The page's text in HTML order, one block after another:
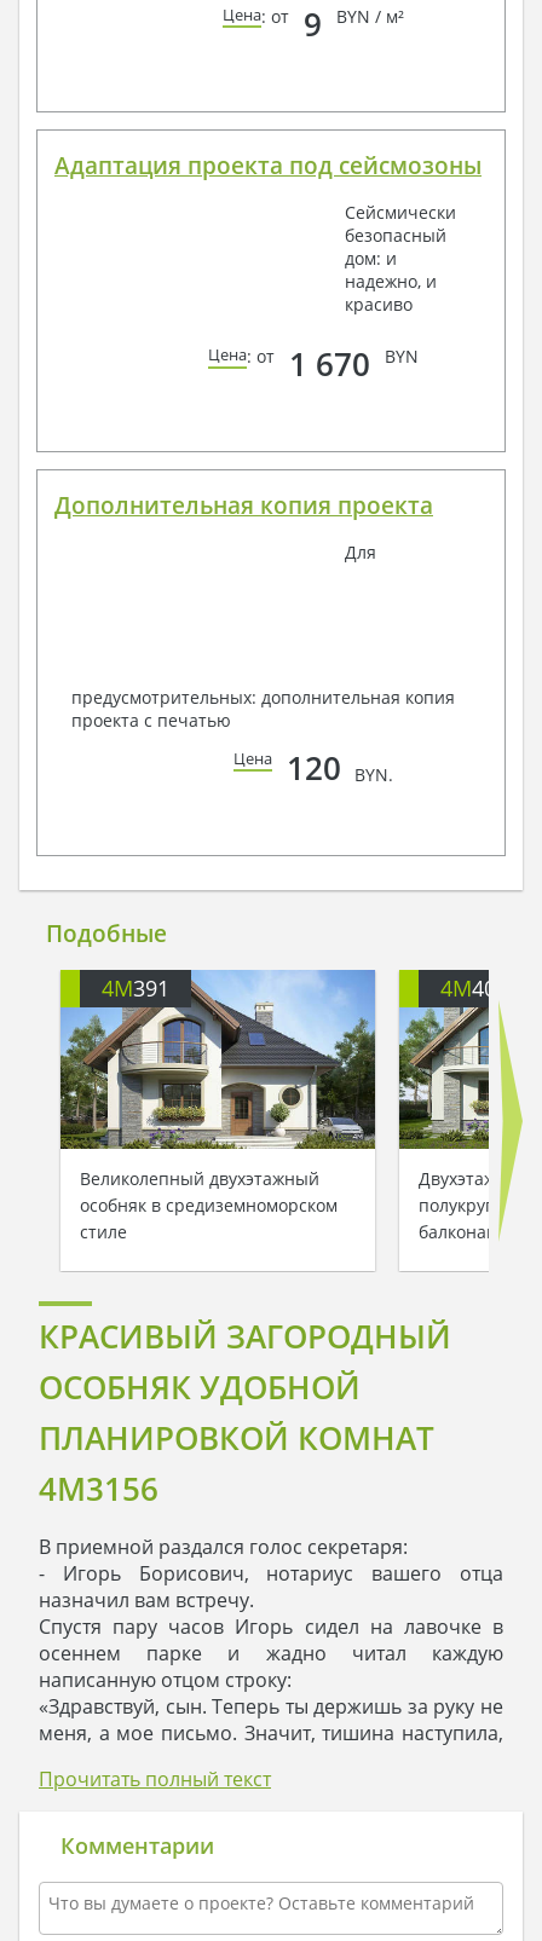
Цена: от 9 BYN / м²
Адаптация проекта под сейсмозоны
Сейсмически
безопасный
дом: и
надежно, и
красиво
Цена: от 1 670 BYN
Дополнительная копия проекта
Для
предусмотрительных: дополнительная копия
проекта с печатью
Цена 120 BYN.
Подобные
4M391
Великолепный двухэтажный
особняк в средиземноморском
стиле
4M401
Двухэтажный
балконами
КРАСИВЫЙ ЗАГОРОДНЫЙ
ОСОБНЯК УДОБНОЙ
ПЛАНИРОВКОЙ КОМНАТ
4M3156
В приемной раздался голос секретаря:
- Игорь Борисович, нотариус вашего отца
назначил вам встречу.
Спустя пару часов Игорь сидел на лавочке в
осеннем парке и жадно читал каждую
написанную отцом строку:
«Здравствуй, сын. Теперь ты держишь за руку не
меня, а мое письмо. Значит, тишина наступила,
хотелось уйти просто так, и я приготовил тебе
продолжение жизни – дом.
Я пишу о том, что вижу тебя хозяином нового
дома, который ты построишь на подаренной
земле. Чтобы убедить тебя в твердости моих
Прочитать полный текст
Комментарии